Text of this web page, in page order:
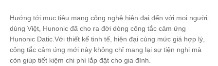
Hướng tới mục tiêu mang công nghệ hiện đại đến với mọi người
dùng Việt, Hunonic đã cho ra đời dòng công tắc cảm ứng
Hunonic Datic.Với thiết kế tinh tế, hiện đại cùng mức giá hợp lý,
công tắc cảm ứng mới này không chỉ mang lại sự tiện nghi mà
còn giúp tiết kiệm chi phí lắp đặt cho gia đình.